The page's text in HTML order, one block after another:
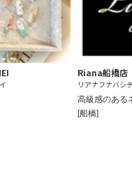
Riana船橋店
リアナフナバシ
高級感のある
[船橋]